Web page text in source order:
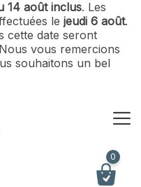
14 août inclus. Les
le jeudi 6 août.
cette date seront
vous remercions
souhaitons un bel
0